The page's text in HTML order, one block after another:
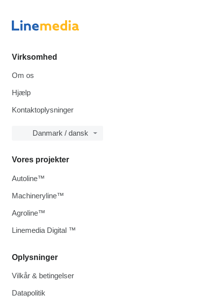
Virksomhed
Om os
Hjælp
Kontaktoplysninger
Danmark / dansk
Oplysninger
Vilkår & betingelser
Datapolitik
Vores projekter
Autoline™
Machineryline™
Agroline™
Linemedia Digital ™